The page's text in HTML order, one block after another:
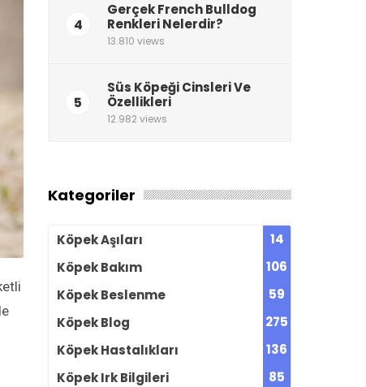
4
Gerçek French Bulldog
Renkleri Nelerdir?
13.810 views
5
Süs Köpeği Cinsleri Ve
Özellikleri
12.982 views
Kategoriler
Köpek Aşıları
14
Köpek Bakım
106
Köpek Beslenme
59
Köpek Blog
275
Köpek Hastalıkları
136
Köpek Irk Bilgileri
85